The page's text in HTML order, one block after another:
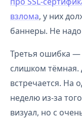
взлома, у них
баннеры. Не
Третья ошибка —
слишком тёмная.
встречается. На
неделю из-за
визуал, но с